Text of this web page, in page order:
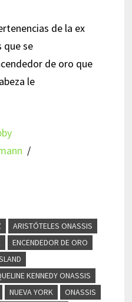
de la ex
que se
de oro que
le
/
ARISTÓTELES ONASSIS
ENCENDEDOR DE ORO
KENNEDY ONASSIS
NUEVA YORK
ONASSIS